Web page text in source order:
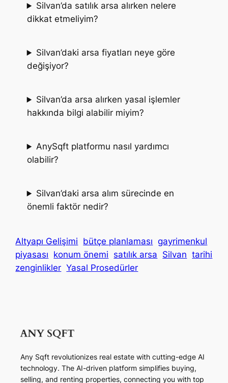
Silvan’da satılık arsa alırken nelere
dikkat etmeliyim?
Silvan’daki arsa fiyatları neye göre
değişiyor?
Silvan’da arsa alırken yasal işlemler
hakkında bilgi alabilir miyim?
AnySqft platformu nasıl yardımcı
olabilir?
Silvan’daki arsa alım sürecinde en
önemli faktör nedir?
Altyapı Gelişimi bütçe planlaması gayrimenkul
piyasası konum önemi satılık arsa Silvan tarihi
zenginlikler Yasal Prosedürler
Any Sqft revolutionizes real estate with cutting-edge AI
technology. The AI-driven platform simplifies buying,
selling, and renting properties, connecting you with top